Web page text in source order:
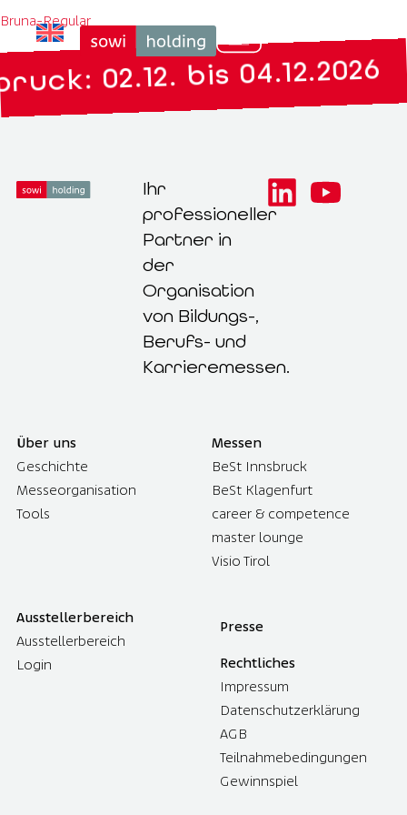
Bruna-Regular
02.12. bis 04.12.2026
Ihr
professioneller
Partner in
der
Organisation
von Bildungs-,
Berufs- und
Karrieremessen.
Über uns
Geschichte
Messeorganisation
Tools
Messen
BeSt Innsbruck
BeSt Klagenfurt
career & competence
master lounge
Visio Tirol
Ausstellerbereich
Ausstellerbereich
Login
Presse
Rechtliches
Impressum
Datenschutzerklärung
AGB
Teilnahmebedingungen
Gewinnspiel